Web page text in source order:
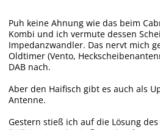
Puh keine Ahnung wie das beim
Kombi und ich vermute dessen
Impedanzwandler. Das nervt mich
Oldtimer (Vento,
DAB nach.
Aber den Haifisch gibt es auch als
Antenne.
Gestern stieß ich auf die Lösung